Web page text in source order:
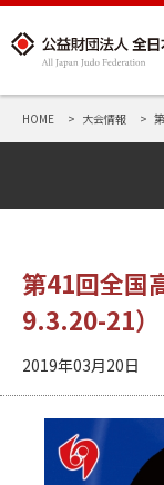
HOME 大会情報
第41回全国
9.3.20-21）
2019年03月20日